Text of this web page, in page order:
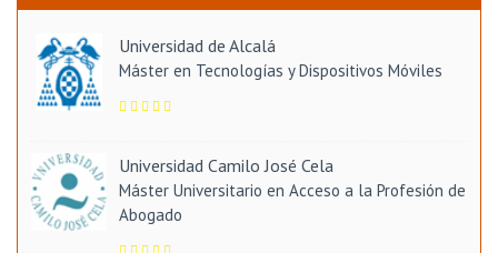
Universidad de Alcalá
Máster en Tecnologías y Dispositivos Móviles
Universidad Camilo José Cela
Máster Universitario en Acceso a la Profesión de
Abogado